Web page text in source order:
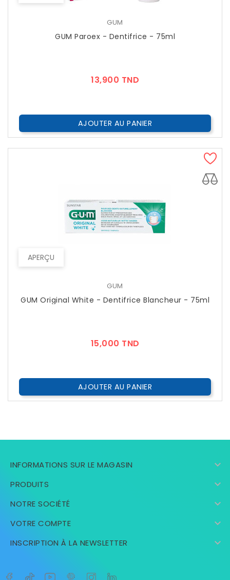
GUM
GUM Paroex - Dentifrice - 75ml
13,900 TND
AJOUTER AU PANIER
APERÇU
GUM
GUM Original White - Dentifrice Blancheur - 75ml
15,000 TND
AJOUTER AU PANIER
INFORMATIONS SUR LE MAGASIN 
PRODUITS 
NOTRE SOCIÉTÉ 
VOTRE COMPTE 
INSCRIPTION À LA NEWSLETTER 